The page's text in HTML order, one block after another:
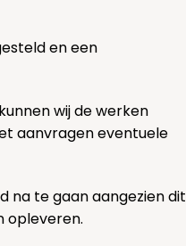
en een
wij de werken
aanvragen eventuele
na te gaan aangezien dit
opleveren.